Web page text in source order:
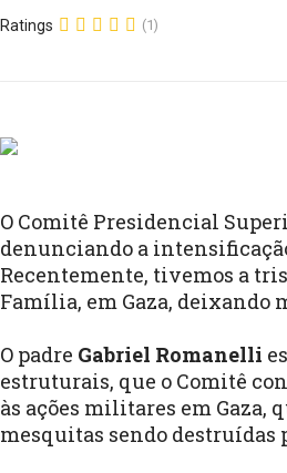
Ratings (1)
O Comitê Presidencial
denunciando a
Recentemente, tivemos a
Família, em Gaza, deixando
O padre Gabriel Romanelli
estruturais, que o Comitê
às ações militares em
mesquitas sendo destruídas